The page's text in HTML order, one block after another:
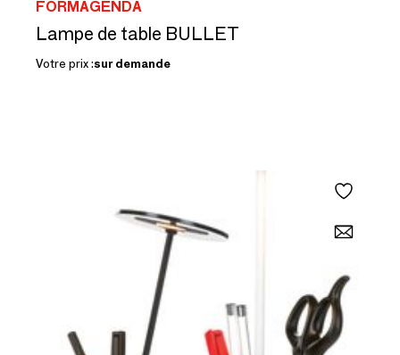
FORMAGENDA
Lampe de table BULLET
Votre prix :sur demande